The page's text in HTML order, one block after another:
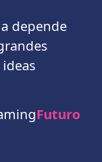
depende
Futuro